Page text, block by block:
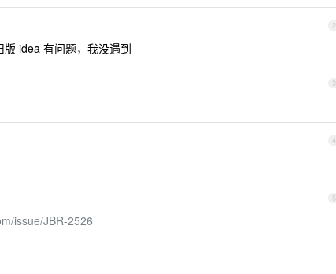
2
idea 有问题，我没遇到
3
4
5
issue/JBR-2526